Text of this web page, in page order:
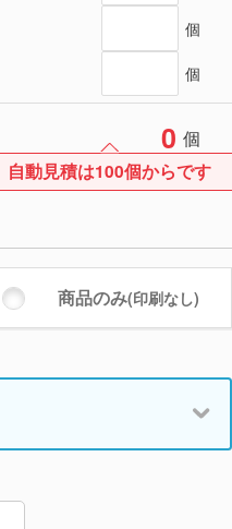
個
個
0 個
自動見積は100個からです
商品のみ(印刷なし)